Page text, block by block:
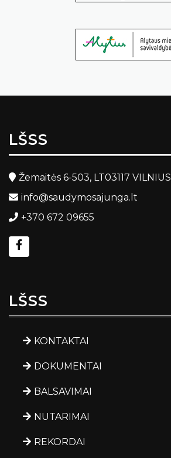
LŠSS
Žemaitės 6-503, LT03117 VILNIUS
info@saudymosajunga.lt
+370 672 09655
LŠSS
KONTAKTAI
DOKUMENTAI
BALSAVIMAI
NUTARIMAI
REKORDAI